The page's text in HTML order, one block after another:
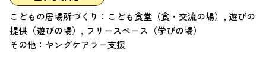
こどもの居場所づくり：こども食堂（食・交流の場）, 遊びの
提供（遊びの場）, フリースペース（学びの場）
その他：ヤングケアラー支援